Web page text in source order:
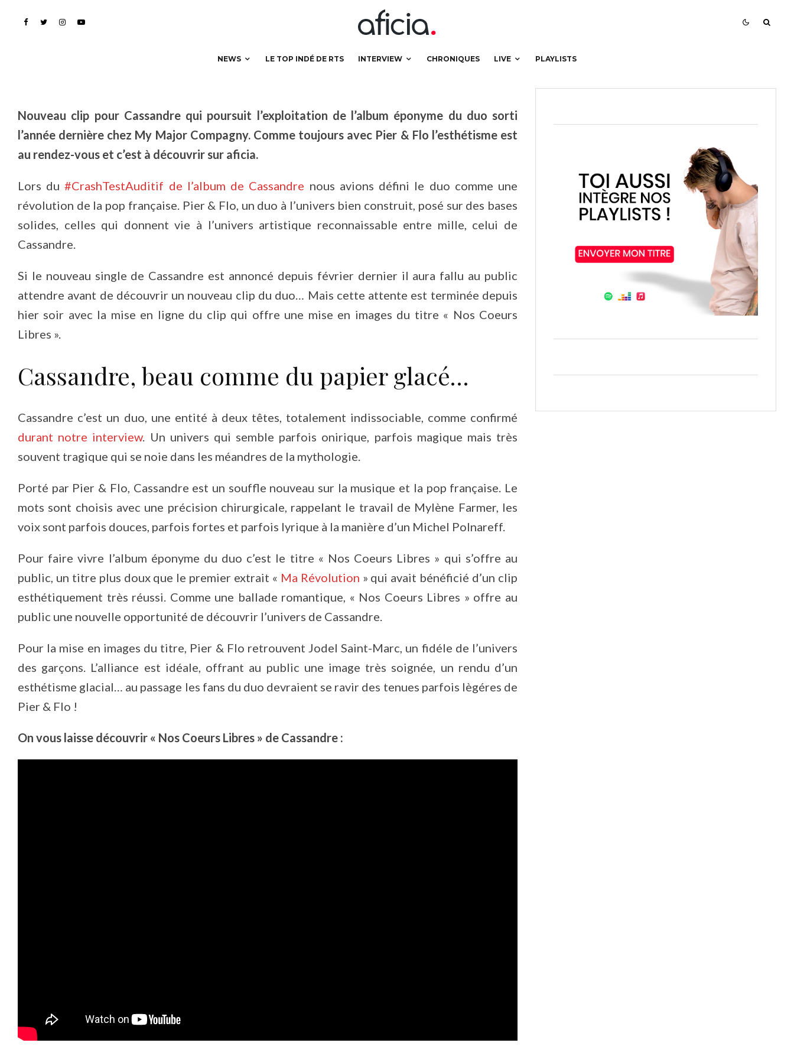
NEWS LE TOP INDÉ DE RTS INTERVIEW CHRONIQUES LIVE PLAYLISTS
Libres »…
Nouveau clip pour Cassandre qui poursuit l’exploitation de l’album éponyme du duo sorti
l’année dernière chez My Major Compagny. Comme toujours avec Pier & Flo l’esthétisme est
au rendez-vous et c’est à découvrir sur aficia.
Lors du#CrashTestAuditif de l’album de Cassandre nous avions défini le duo comme une
révolution de la pop française. Pier & Flo, un duo à l’univers bien construit, posé sur des bases
solides, celles qui donnent vie à l’univers artistique reconnaissable entre mille, celui de
Cassandre.
Si le nouveau single de Cassandre est annoncé depuis février dernier il aura fallu au public
attendre avant de découvrir un nouveau clip du duo… Mais cette attente est terminée depuis
hier soir avec la mise en ligne du clip qui offre une mise en images du titre « Nos Coeurs
Libres ».
Cassandre, beau comme du papier glacé…
Cassandre c’est un duo, une entité à deux têtes, totalement indissociable, comme confirmé
durant notre interview. Un univers qui semble parfois onirique, parfois magique mais très
souvent tragique qui se noie dans les méandres de la mythologie.
Porté par Pier & Flo, Cassandre est un souffle nouveau sur la musique et la pop française. Le
mots sont choisis avec une précision chirurgicale, rappelant le travail de Mylène Farmer, les
voix sont parfois douces, parfois fortes et parfois lyrique à la manière d’un Michel Polnareff.
Pour faire vivre l’album éponyme du duo c’est le titre « Nos Coeurs Libres » qui s’offre au
public, un titre plus doux que le premier extrait « Ma Révolution » qui avait bénéficié d’un clip
esthétiquement très réussi. Comme une ballade romantique, « Nos Coeurs Libres » offre au
public une nouvelle opportunité de découvrir l’univers de Cassandre.
Pour la mise en images du titre, Pier & Flo retrouvent Jodel Saint-Marc, un fidéle de l’univers
des garçons. L’alliance est idéale, offrant au public une image très soignée, un rendu d’un
esthétisme glacial… au passage les fans du duo devraient se ravir des tenues parfois lègéres de
Pier & Flo !
On vous laisse découvrir « Nos Coeurs Libres » de Cassandre :